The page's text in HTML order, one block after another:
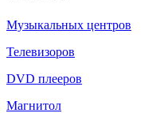
Музыкальных центров
Телевизоров
DVD плееров
Магнитол